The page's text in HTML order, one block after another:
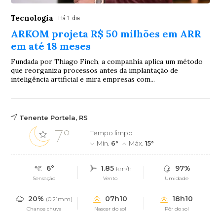
Tecnologia Há 1 dia
ARKOM projeta R$ 50 milhões em ARR
em até 18 meses
Fundada por Thiago Finch, a companhia aplica um método
que reorganiza processos antes da implantação de
inteligência artificial e mira empresas com...
Tenente Portela, RS
7°
Tempo limpo
Mín. 6° Máx.15°
6°
Sensação
1.85 km/h
Vento
97%
Umidade
20% (0.21mm)
Chance chuva
07h10
Nascer do sol
18h10
Pôr do sol